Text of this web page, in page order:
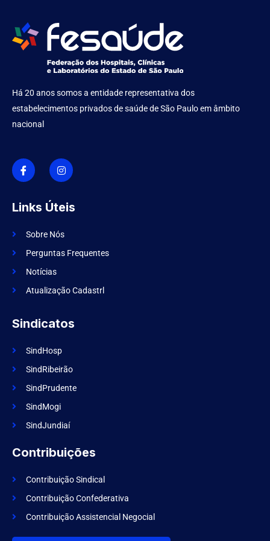
Há 20 anos somos a entidade representativa dos
estabelecimentos privados de saúde de São Paulo em âmbito
nacional
I
c
o
n
f
a
e
o
k
I
n
s
t
g
r
m
Links Úteis
Sobre Nós
Perguntas Frequentes
Notícias
Atualização Cadastrl
Sindicatos
SindHosp
SindRibeirão
SindPrudente
SindMogi
SindJundiaí
Contribuições
Contribuição Sindical
Contribuição Confederativa
Contribuição Assistencial Negocial